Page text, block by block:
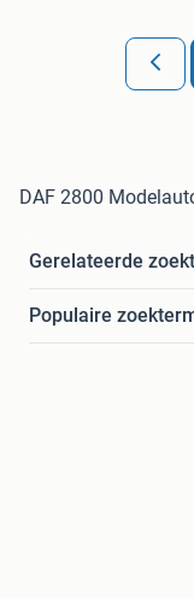
DAF 2800
Gerelateerde
Populaire